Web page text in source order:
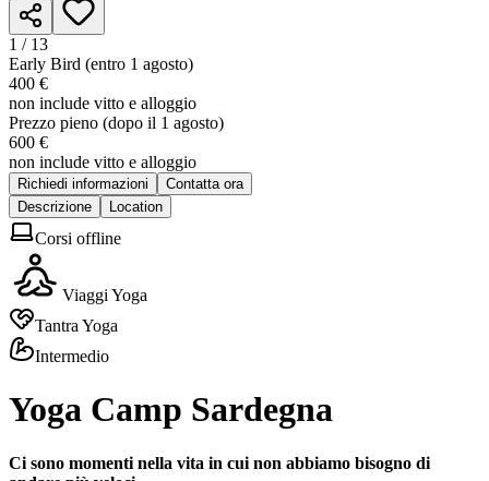
1 / 13
Early Bird (entro 1 agosto)
400 €
non include vitto e alloggio
Prezzo pieno (dopo il 1 agosto)
600 €
non include vitto e alloggio
Richiedi informazioni
Contatta ora
Descrizione
Location
Corsi offline
Viaggi Yoga
Tantra Yoga
Intermedio
Yoga Camp Sardegna
Ci sono momenti nella vita in cui non abbiamo bisogno di